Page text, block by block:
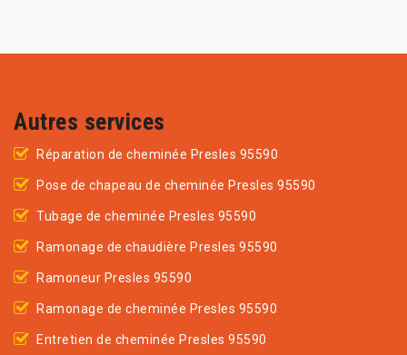
Autres services
Réparation de cheminée Presles 95590
Pose de chapeau de cheminée Presles 95590
Tubage de cheminée Presles 95590
Ramonage de chaudière Presles 95590
Ramoneur Presles 95590
Ramonage de cheminée Presles 95590
Entretien de cheminée Presles 95590